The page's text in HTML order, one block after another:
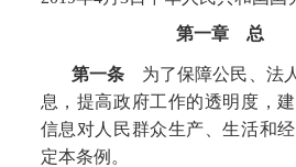
第一章 总
第一条为了保障公民、法
息，提高政府工作的透明度，
信息对人民群众生产、生活和
定本条例。